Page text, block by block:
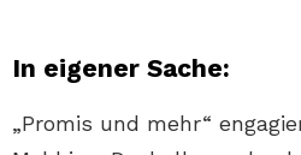
In eigener Sache:
„Promis und mehr“